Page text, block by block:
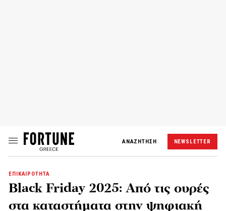
ΑΝΑΖΗΤΗΣΗ NEWSLETTER
ΕΠΙΚΑΙΡΟΤΗΤΑ
Black Friday 2025: Από τις oυρές
στα καταστήματα στην ψηφιακή